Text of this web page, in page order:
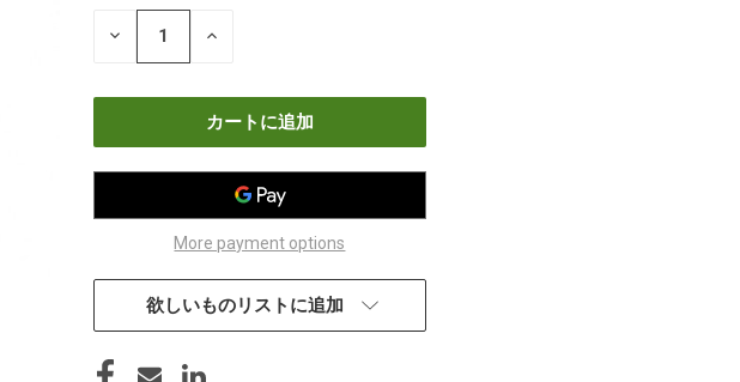
数
ら
数
や
す
More payment options
欲しいものリストに追加